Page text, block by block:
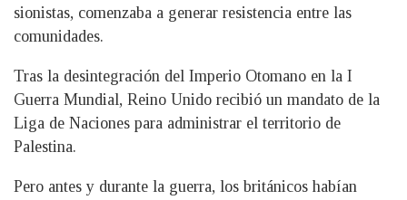
sionistas, comenzaba a generar resistencia entre las
comunidades.
Tras la desintegración del Imperio Otomano en la I
Guerra Mundial, Reino Unido recibió un mandato de la
Liga de Naciones para administrar el territorio de
Palestina.
Pero antes y durante la guerra, los británicos habían